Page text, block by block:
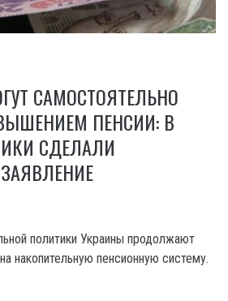
САМОСТОЯТЕЛЬНО
ПЕНСИИ: В
СДЕЛАЛИ
политики Украины продолжают
накопительную пенсионную систему.